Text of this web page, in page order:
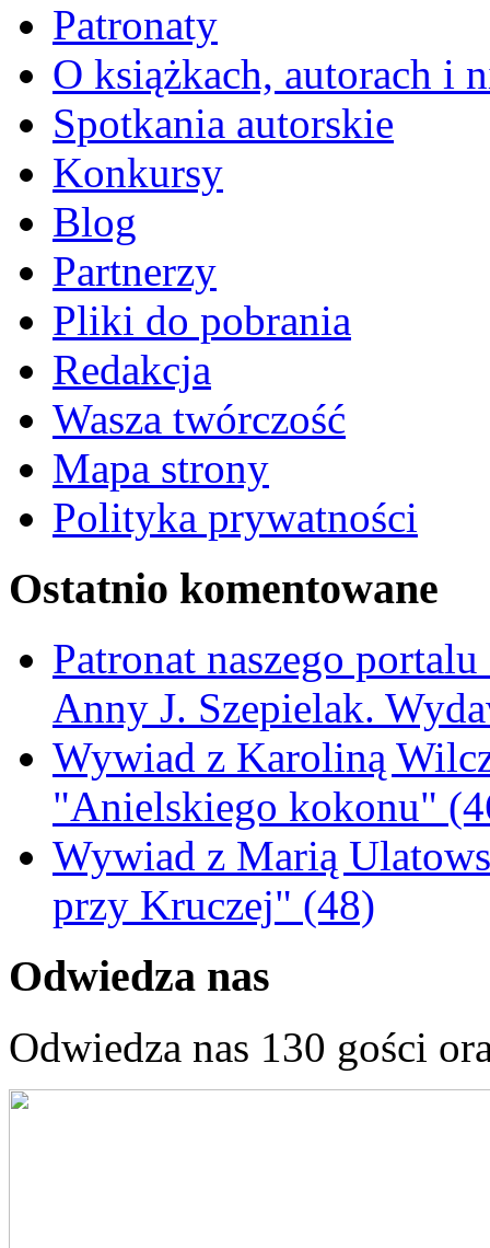
Patronaty
O książkach, autorach i
Spotkania autorskie
Konkursy
Blog
Partnerzy
Pliki do pobrania
Redakcja
Wasza twórczość
Mapa strony
Polityka prywatności
Ostatnio komentowane
Patronat naszego
Anny J. Szepielak.
Wywiad z Karoliną
"Anielskiego kokonu"
Wywiad z Marią
przy Kruczej" (48)
Odwiedza nas
Odwiedza nas 130 gości